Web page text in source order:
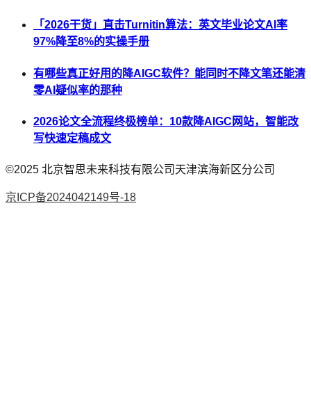
「2026干货」直击Turnitin算法：英文毕业论文AI率
97%降至8%的实操手册
有哪些真正好用的降AIGC软件？能同时不降文笔还能清
零AI疑似率的那种
2026论文全流程终极榜单：10款降AIGC网站，智能改
写快速定稿成文
©2025 北京智思未来科技有限公司天津滨海新区分公司
京ICP备2024042149号-18